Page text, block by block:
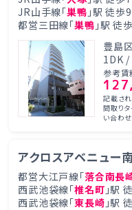
JR山手線「巣鴨 」駅 徒歩
都営三田線「巣鴨 」駅 徒
豊島
1DK
参考賃
記載さ
間取り
い合わ
アクロスアベニュー
都営大江戸線「落合南長
西武池袋線「椎名町 」駅
西武池袋線「東長崎 」駅